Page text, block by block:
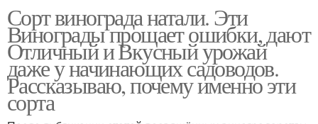
Сорт винограда натали. Эти
Винограды прощает ошибки, дают
Отличный и Вкусный урожай
даже у начинающих садоводов.
Рассказываю, почему именно эти
сорта